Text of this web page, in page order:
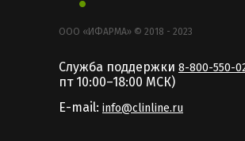
ООО «ИФАРМА» © 2018 - 2023
Служба поддержки 8-800-550-
пт 10:00–18:00 MCК)
E-mail: info@clinline.ru